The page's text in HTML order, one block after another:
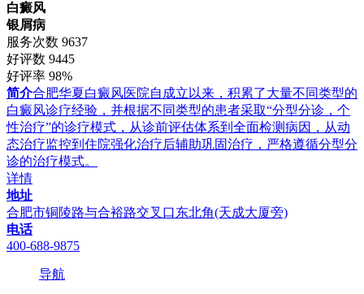
白癜风
银屑病
服务次数 9637
好评数 9445
好评率 98%
简介合肥华夏白癜风医院自成立以来，积累了大量不同类型的
白癜风诊疗经验，并根据不同类型的患者采取“分型分诊，个
性治疗”的诊疗模式，从诊前评估体系到全面检测病因，从动
态治疗监控到住院强化治疗后辅助巩固治疗，严格遵循分型分
诊的治疗模式。
详情
地址
合肥市铜陵路与合裕路交叉口东北角(天成大厦旁)
电话
400-688-9875
导航